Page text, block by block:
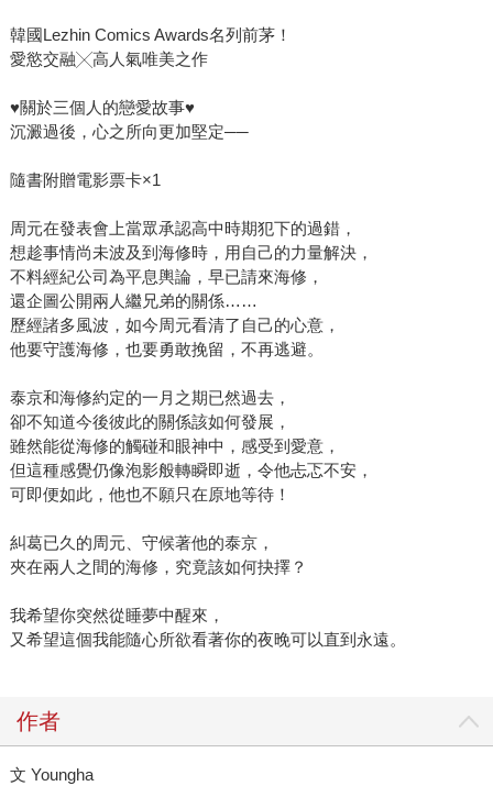
韓國Lezhin Comics Awards名列前茅！
愛慾交融╳高人氣唯美之作
♥關於三個人的戀愛故事♥
沉澱過後，心之所向更加堅定──
隨書附贈電影票卡×1
周元在發表會上當眾承認高中時期犯下的過錯，
想趁事情尚未波及到海修時，用自己的力量解決，
不料經紀公司為平息輿論，早已請來海修，
還企圖公開兩人繼兄弟的關係……
歷經諸多風波，如今周元看清了自己的心意，
他要守護海修，也要勇敢挽留，不再逃避。
泰京和海修約定的一月之期已然過去，
卻不知道今後彼此的關係該如何發展，
雖然能從海修的觸碰和眼神中，感受到愛意，
但這種感覺仍像泡影般轉瞬即逝，令他忐忑不安，
可即便如此，他也不願只在原地等待！
糾葛已久的周元、守候著他的泰京，
夾在兩人之間的海修，究竟該如何抉擇？
我希望你突然從睡夢中醒來，
又希望這個我能隨心所欲看著你的夜晚可以直到永遠。
作者
文 Youngha